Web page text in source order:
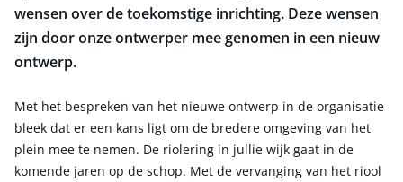
wensen over de toekomstige inrichting. Deze wensen
zijn door onze ontwerper mee genomen in een nieuw
ontwerp.
Met het bespreken van het nieuwe ontwerp in de organisatie
bleek dat er een kans ligt om de bredere omgeving van het
plein mee te nemen. De riolering in jullie wijk gaat in de
komende jaren op de schop. Met de vervanging van het riool